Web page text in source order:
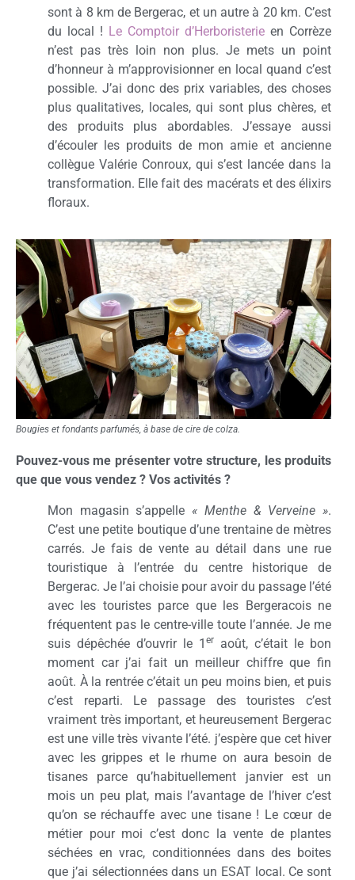
sont à 8 km de Bergerac, et un autre à 20 km. C’est
du local ! Le Comptoir d’Herboristerie en Corrèze
n’est pas très loin non plus. Je mets un point
d’honneur à m’approvisionner en local quand c’est
possible. J’ai donc des prix variables, des choses
plus qualitatives, locales, qui sont plus chères, et
des produits plus abordables. J’essaye aussi
d’écouler les produits de mon amie et ancienne
collègue Valérie Conroux, qui s’est lancée dans la
transformation. Elle fait des macérats et des élixirs
floraux.
Bougies et fondants parfumés, à base de cire de colza.
Pouvez-vous me présenter votre structure, les produits
que que vous vendez ? Vos activités ?
Mon magasin s’appelle « Menthe & Verveine ».
C’est une petite boutique d’une trentaine de mètres
carrés. Je fais de vente au détail dans une rue
touristique à l’entrée du centre historique de
Bergerac. Je l’ai choisie pour avoir du passage l’été
avec les touristes parce que les Bergeracois ne
fréquentent pas le centre-ville toute l’année. Je me
suis dépêchée d’ouvrir le 1 er
août, c’était le bon
moment car j’ai fait un meilleur chiffre que fin
août. À la rentrée c’était un peu moins bien, et puis
c’est reparti. Le passage des touristes c’est
vraiment très important, et heureusement Bergerac
est une ville très vivante l’été. j’espère que cet hiver
avec les grippes et le rhume on aura besoin de
tisanes parce qu’habituellement janvier est un
mois un peu plat, mais l’avantage de l’hiver c’est
qu’on se réchauffe avec une tisane ! Le cœur de
métier pour moi c’est donc la vente de plantes
séchées en vrac, conditionnées dans des boites
que j’ai sélectionnées dans un ESAT local. Ce sont